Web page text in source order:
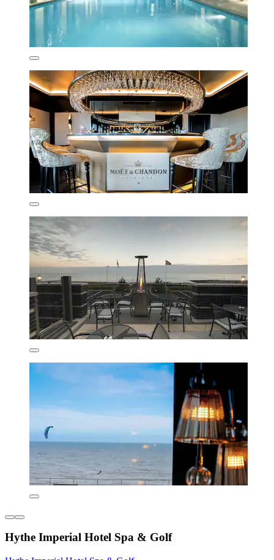
Hythe Imperial Hotel Spa & Golf